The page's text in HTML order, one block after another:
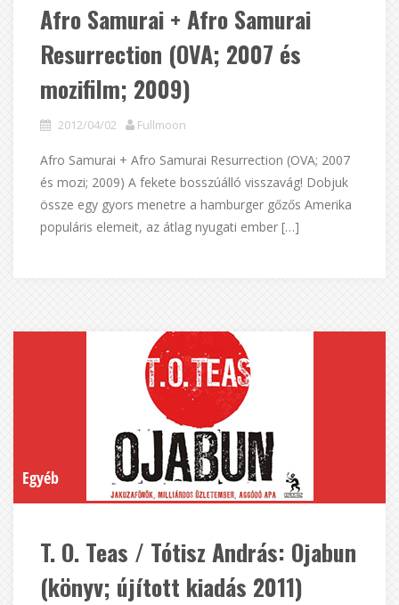
Afro Samurai + Afro Samurai
Resurrection (OVA; 2007 és
mozifilm; 2009)
2012/04/02 Fullmoon
Afro Samurai + Afro Samurai Resurrection (OVA; 2007
és mozi; 2009) A fekete bosszúálló visszavág! Dobjuk
össze egy gyors menetre a hamburger gőzős Amerika
populáris elemeit, az átlag nyugati ember […]
Egyéb
T. O. Teas / Tótisz András: Ojabun
(könyv; újított kiadás 2011)